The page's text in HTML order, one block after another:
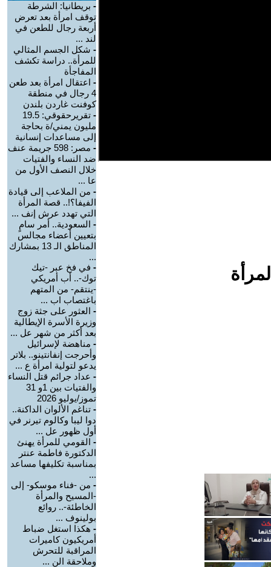
- بريطانيا: الشرطة
توقف امرأة بعد تعرض
أربعة رجال للطعن في
لند ...
- شكل الجسم المثالي
للمرأة.. دراسة تكشف
المفاجأة
- اعتقال امرأة بعد طعن
4 رجال في منطقة
كوفنت غاردن بلندن
-
تقريرحقوقي: 19.5
مليون يمني/ة بحاجة
إلى مساعدات إنسانية
-
مصر: 598 جريمة عنف
ضد النساء والفتيات
خلال النصف الأول من
عا ...
- من الملاعب إلى قيادة
الفيفا؟!.. قصة المرأة
التي تهدد عرش إنف ...
- السعودية.. أمر سامٍ
بتعيين أعضاء مجالس
المناطق الـ 13 بمشارك
...
- في فخ عبر -تيك
توك-.. أب أمريكي
-ينتقم- من المتهم
باغتصاب اب ...
- العثور على جثة زوج
وزيرة الأسرة الإيطالية
بعد أكثر من شهر عل ...
- مناهضة لإسرائيل
وأحرجت إنفانتينو.. بلاتر
يدعو لتولية امرأة ع ...
- عداد جرائم قتل النساء
والفتيات بين 1و 31
تموز/يوليو 2026
- تناغم الألوان الداكنة..
دوا ليبا وكالوم تيرنر في
أول ظهور عل ...
- القومي للمرأة يهنئ
الدكتورة فاطمة عنتر
بمناسبة تكليفها مساعد
...
- من -فناء موسكو- إلى
-المسيح والمرأة
الخاطئة-.. روائع
بولينوف ...
- هكذا استغل ضباط
أمريكيون كاميرات
المراقبة للتحرش
وملاحقة الن ...